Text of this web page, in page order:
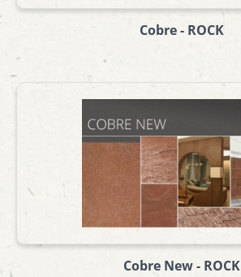
Cobre - ROCK
Cobre New - ROCK